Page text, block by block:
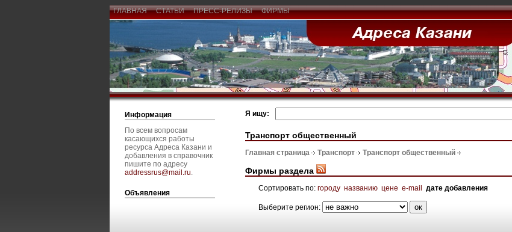
ГЛАВНАЯ СТАТЬИ ПРЕСС-РЕЛИЗЫ ФИРМЫ
Информация
По всем вопросам
касающихся работы
ресурса Адреса Казани и
добавления в справочник
пишите по адресу
addressrus@mail.ru.
Объявления
Я ищу:
Транспорт общественный
Главная страница Транспорт Транспорт общественный
Фирмы раздела
Сортировать по: городу названию цене e-mail дате добавления
Выберите регион: